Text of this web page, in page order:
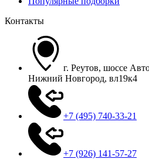
Контакты
г. Реутов, шоссе
Нижний Новгород, вл19к4
+7 (495) 740-33-21
+7 (926) 141-57-27